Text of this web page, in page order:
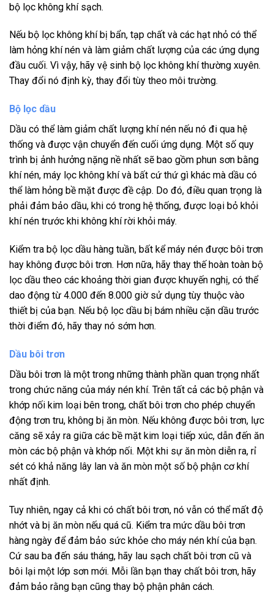
bộ lọc không khí sạch.
Nếu bộ lọc không khí bị bẩn, tạp chất và các hạt nhỏ có thể
làm hỏng khí nén và làm giảm chất lượng của các ứng dụng
đầu cuối. Vì vậy, hãy vệ sinh bộ lọc không khí thường xuyên.
Thay đổi nó định kỳ, thay đổi tùy theo môi trường.
Bộ lọc dầu
Dầu có thể làm giảm chất lượng khí nén nếu nó đi qua hệ
thống và được vận chuyển đến cuối ứng dụng. Một số quy
trình bị ảnh hưởng nặng nề nhất sẽ bao gồm phun sơn bằng
khí nén, máy lọc không khí và bất cứ thứ gì khác mà dầu có
thể làm hỏng bề mặt được đề cập. Do đó, điều quan trọng là
phải đảm bảo dầu, khi có trong hệ thống, được loại bỏ khỏi
khí nén trước khi không khí rời khỏi máy.
Kiểm tra bộ lọc dầu hàng tuần, bất kể máy nén được bôi trơn
hay không được bôi trơn. Hơn nữa, hãy thay thế hoàn toàn bộ
lọc dầu theo các khoảng thời gian được khuyến nghị, có thể
dao động từ 4.000 đến 8.000 giờ sử dụng tùy thuộc vào
thiết bị của bạn. Nếu bộ lọc dầu bị bám nhiều cặn dầu trước
thời điểm đó, hãy thay nó sớm hơn.
Dầu bôi trơn
Dầu bôi trơn là một trong những thành phần quan trọng nhất
trong chức năng của máy nén khí. Trên tất cả các bộ phận và
khớp nối kim loại bên trong, chất bôi trơn cho phép chuyển
động trơn tru, không bị ăn mòn. Nếu không được bôi trơn, lực
căng sẽ xảy ra giữa các bề mặt kim loại tiếp xúc, dẫn đến ăn
mòn các bộ phận và khớp nối. Một khi sự ăn mòn diễn ra, rỉ
sét có khả năng lây lan và ăn mòn một số bộ phận cơ khí
nhất định.
Tuy nhiên, ngay cả khi có chất bôi trơn, nó vẫn có thể mất độ
nhớt và bị ăn mòn nếu quá cũ. Kiểm tra mức dầu bôi trơn
hàng ngày để đảm bảo sức khỏe cho máy nén khí của bạn.
Cứ sau ba đến sáu tháng, hãy lau sạch chất bôi trơn cũ và
bôi lại một lớp sơn mới. Mỗi lần bạn thay chất bôi trơn, hãy
đảm bảo rằng bạn cũng thay bộ phận phân cách.